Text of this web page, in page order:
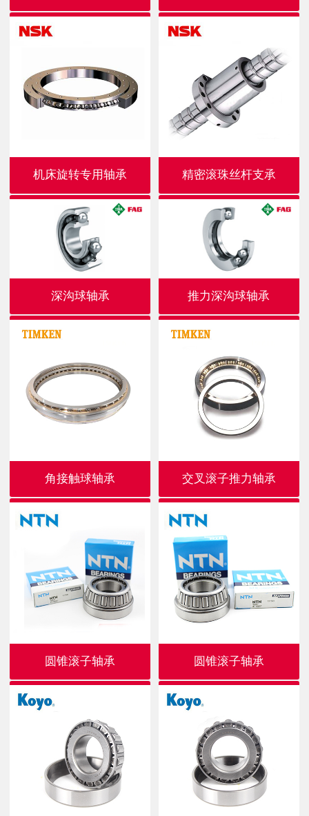
机床旋转专用轴承 精密滚珠丝杆支承
深沟球轴承 推力深沟球轴承
角接触球轴承 交叉滚子推力轴承
圆锥滚子轴承 圆锥滚子轴承